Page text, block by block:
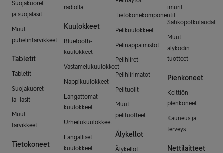
Suojakuoret
ja suojalasit
Muut
puhelintarvikkeet
Tabletit
Tabletit
Suojakuoret
ja -lasit
Muut
tarvikkeet
Tietokoneet
radiolla
Kuulokkeet
Bluetooth-
kuulokkeet
Vastamelukuulokkeet
Nappikuulokkeet
Langattomat
kuulokkeet
Urheilukuulokkeet
Langalliset
kuulokkeet
Tietokonekomponentit
Pelikuulokkeet
Pelinäppäimistöt
Pelihiiret
Pelihiirimatot
Pelituolit
Muut
pelituotteet
Älykellot
Älykellot
imurit
Sähköpotkulaudat
Muut
älykodin
tuotteet
Pienkoneet
Keittiön
pienkoneet
Kauneus ja
terveys
Nettilaitteet